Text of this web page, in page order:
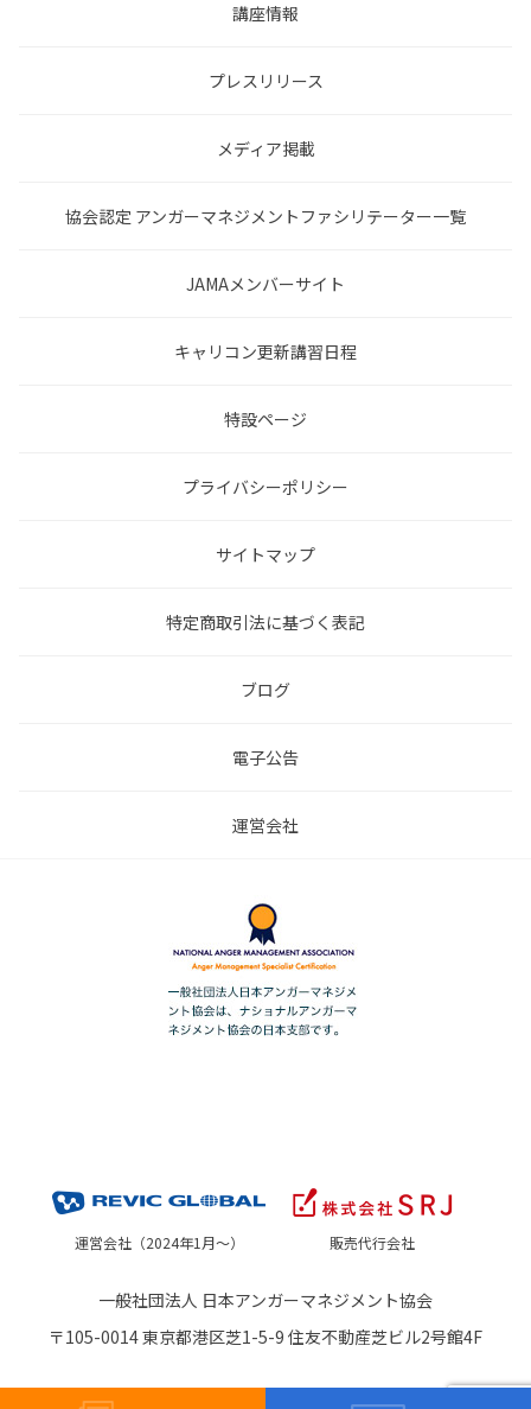
講座情報
プレスリリース
メディア掲載
協会認定 アンガーマネジメントファシリテーター一覧
JAMAメンバーサイト
キャリコン更新講習日程
特設ページ
プライバシーポリシー
サイトマップ
特定商取引法に基づく表記
ブログ
電子公告
運営会社